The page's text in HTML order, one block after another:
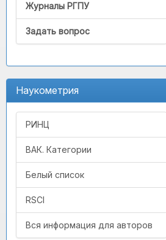
Журналы РГПУ
Задать вопрос
Наукометрия
РИНЦ
ВАК. Категории
Белый список
RSCI
Вся информация для авторов